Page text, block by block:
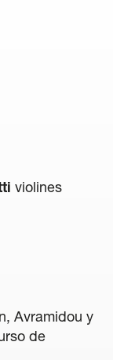
violines
Avramidou y
de